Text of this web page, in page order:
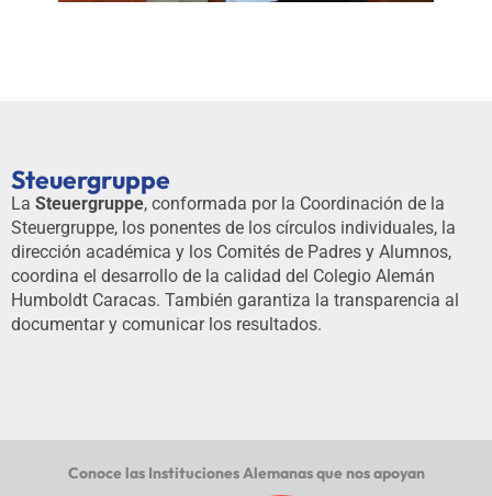
Steuergruppe
La Steuergruppe, conformada por la Coordinación de la
Steuergruppe, los ponentes de los círculos individuales, la
dirección académica y los Comités de Padres y Alumnos,
coordina el desarrollo de la calidad del Colegio Alemán
Humboldt Caracas. También garantiza la transparencia al
documentar y comunicar los resultados.
Conoce las Instituciones Alemanas que nos apoyan